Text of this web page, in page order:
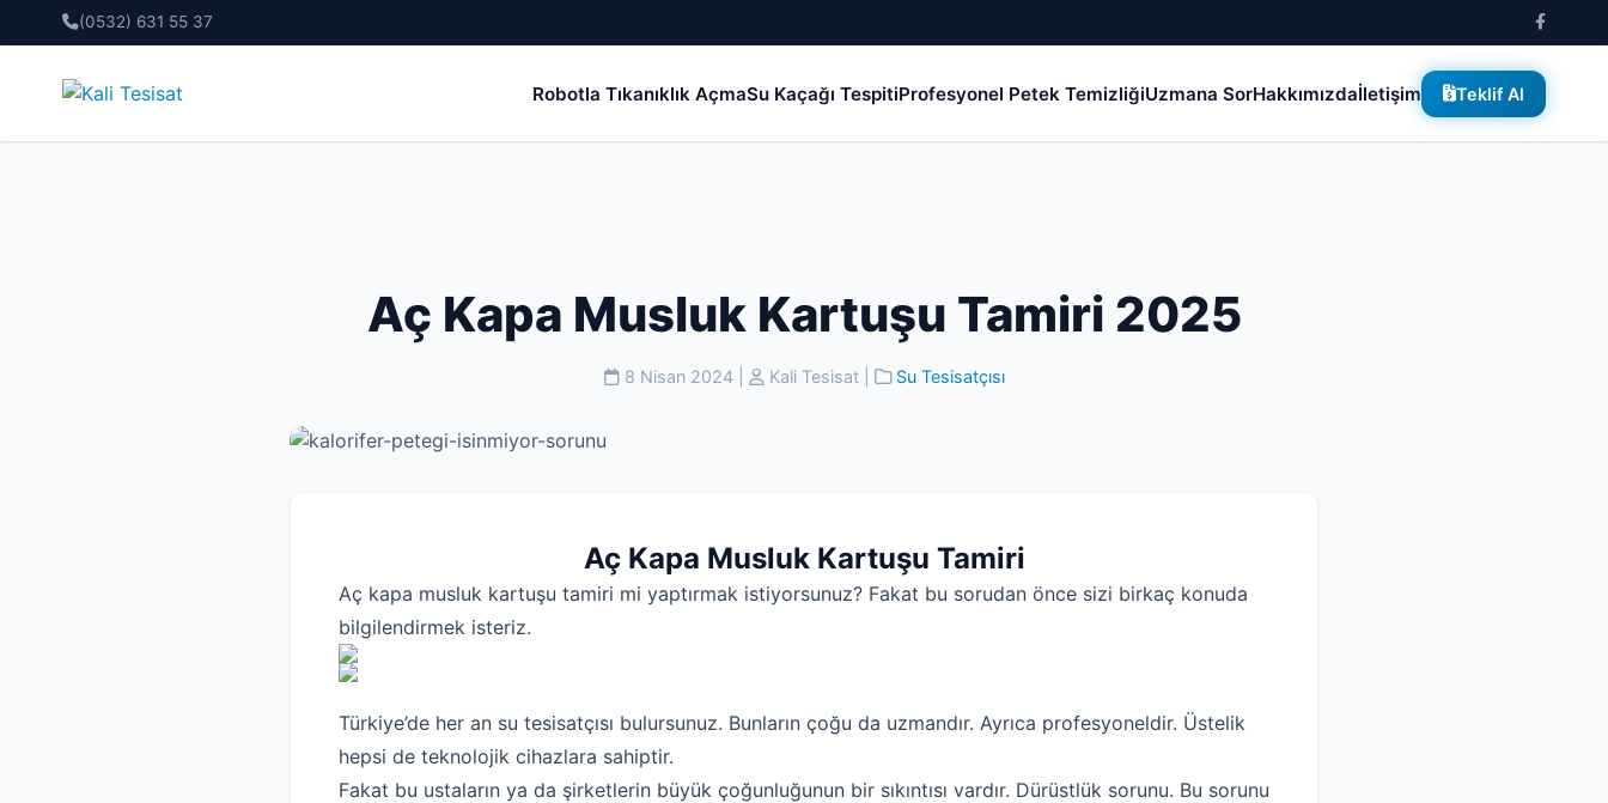
(0532) 631 55 37
Robotla Tıkanıklık AçmaSu Kaçağı TespitiProfesyonel Petek TemizliğiUzmana SorHakkımızdaİletişim Teklif Al
Aç Kapa Musluk Kartuşu Tamiri 2025
8 Nisan 2024| Kali Tesisat| Su Tesisatçısı
Aç Kapa Musluk Kartuşu Tamiri
Aç kapa musluk kartuşu tamiri mi yaptırmak istiyorsunuz? Fakat bu sorudan önce sizi birkaç konuda
bilgilendirmek isteriz.
Türkiye’de her an su tesisatçısı bulursunuz. Bunların çoğu da uzmandır. Ayrıca profesyoneldir. Üstelik
hepsi de teknolojik cihazlara sahiptir.
Fakat bu ustaların ya da şirketlerin büyük çoğunluğunun bir sıkıntısı vardır. Dürüstlük sorunu. Bu sorunu